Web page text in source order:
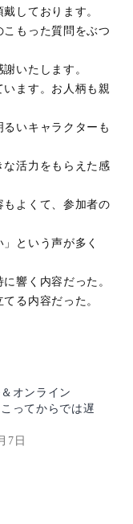
しております。
こもった質問をぶつ
いたします。
います。お人柄も親
いキャラクターも
活力をもらえた感
もよくて、参加者の
という声が多く
響く内容だった。
る内容だった。
＆オンライン
ってからでは遅
7日